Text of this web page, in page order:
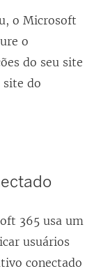
o Microsoft
o
do seu site
site do
365 usa um
usuários
conectado